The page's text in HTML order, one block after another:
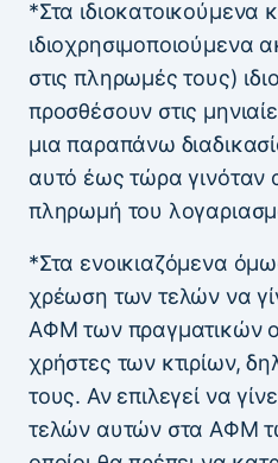
*Στα ιδιοκατοικούμενα
ιδιοχρησιμοποιούμενα
στις πληρωμές τους)
προσθέσουν στις
μια παραπάνω
αυτό έως τώρα γινόταν
πληρωμή του
*Στα ενοικιαζόμενα
χρέωση των τελών να
ΑΦΜ των πραγματικών
χρήστες των κτιρίων,
τους. Αν επιλεγεί να
τελών αυτών στα ΑΦΜ